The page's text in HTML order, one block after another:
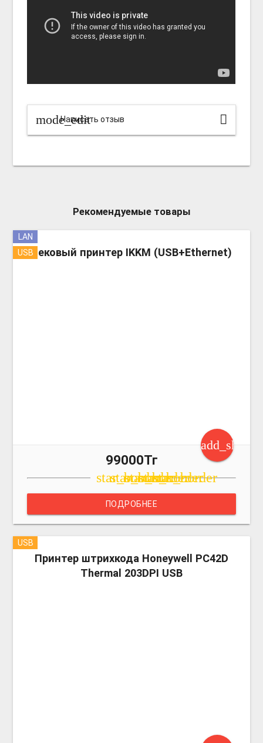
mode_edit
Написать отзыв
Рекомендуемые товары
LAN
USBЧековый принтер IKKM (USB+Ethernet)
99000Тг
star_border
star_border
star_border
star_border
star_border
ПОДРОБНЕЕ
USB
Принтер штрихкода Honeywell PC42D
Thermal 203DPI USB